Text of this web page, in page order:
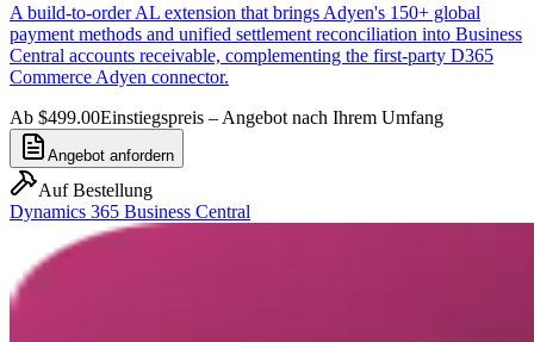
A build-to-order AL extension that brings Adyen's 150+ global
payment methods and unified settlement reconciliation into Business
Central accounts receivable, complementing the first-party D365
Commerce Adyen connector.
Ab $499.00Einstiegspreis – Angebot nach Ihrem Umfang
Angebot anfordern
Auf Bestellung
Dynamics 365 Business Central